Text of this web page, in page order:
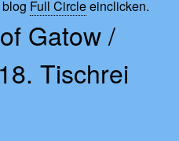
Full Circleeinclicken.
Gatow /
Tischrei